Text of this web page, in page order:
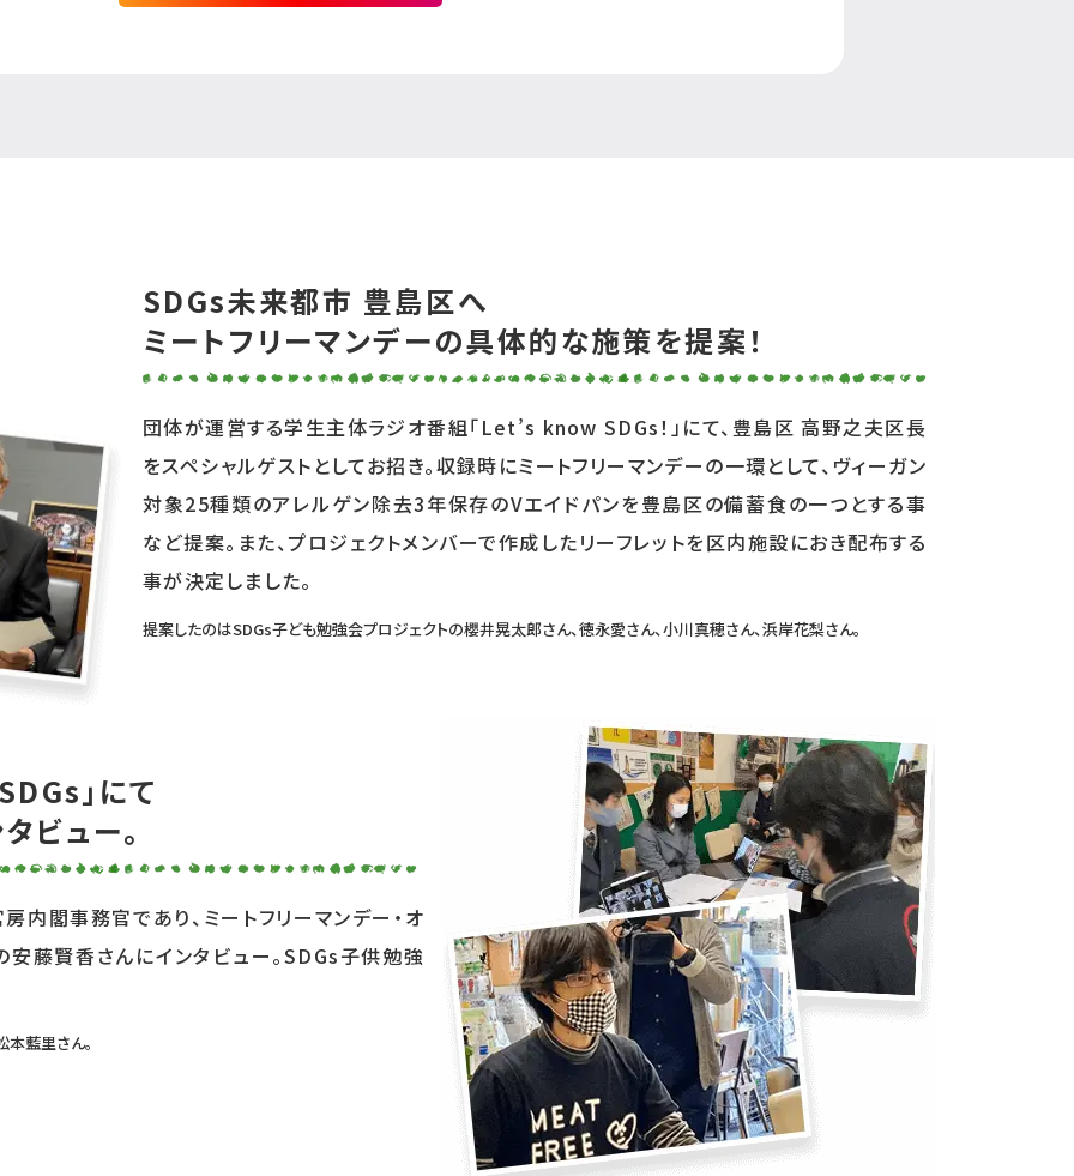
SDGs未来都市 豊島区へ
ミートフリーマンデーの具体的な施策を提案！
団体が運営する学生主体ラジオ番組「Let’s know SDGs！」にて、豊島区 高野之夫区長
をスペシャルゲストとしてお招き。収録時にミートフリーマンデーの一環として、ヴィーガン
対象25種類のアレルゲン除去3年保存のVエイドパンを豊島区の備蓄食の一つとする事
など提案。また、プロジェクトメンバーで作成したリーフレットを区内施設におき配布する
事が決定しました。
提案したのはSDGs子ども勉強会プロジェクトの櫻井晃太郎さん、徳永愛さん、小川真穂さん、浜岸花梨さん。
」にて
ビュー。
内閣事務官であり、ミートフリーマンデー・オ
藤賢香さんにインタビュー。SDGs子供勉強
藍里さん。